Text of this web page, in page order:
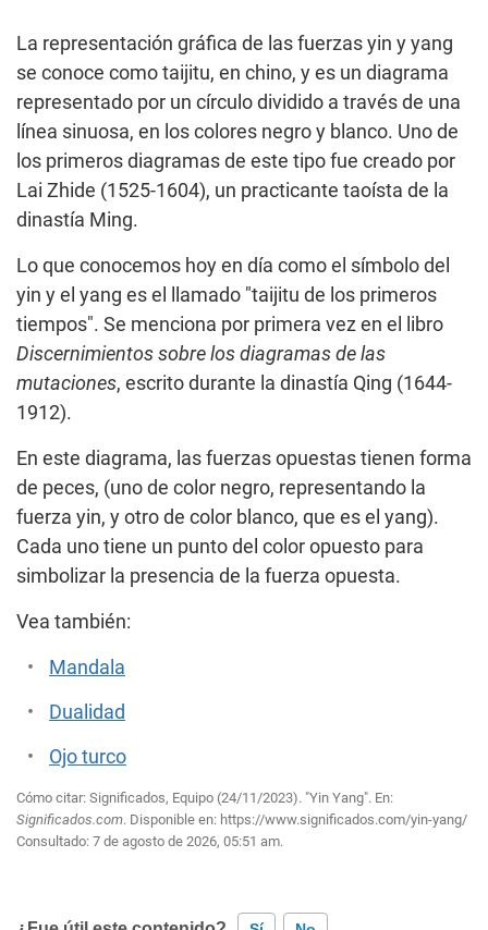
La representación gráfica de las fuerzas yin y yang
se conoce como taijitu, en chino, y es un diagrama
representado por un círculo dividido a través de una
línea sinuosa, en los colores negro y blanco. Uno de
los primeros diagramas de este tipo fue creado por
Lai Zhide (1525-1604), un practicante taoísta de la
dinastía Ming.
Lo que conocemos hoy en día como el símbolo del
yin y el yang es el llamado "taijitu de los primeros
tiempos". Se menciona por primera vez en el libro
Discernimientos sobre los diagramas de las
mutaciones, escrito durante la dinastía Qing (1644-
1912).
En este diagrama, las fuerzas opuestas tienen forma
de peces, (uno de color negro, representando la
fuerza yin, y otro de color blanco, que es el yang).
Cada uno tiene un punto del color opuesto para
simbolizar la presencia de la fuerza opuesta.
Vea también:
Mandala
Dualidad
Ojo turco
Cómo citar: Significados, Equipo (24/11/2023). "Yin Yang". En:
Significados.com. Disponible en: https://www.significados.com/yin-yang/
Consultado: 7 de agosto de 2026, 05:51 am.